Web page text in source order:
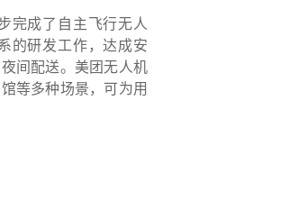
完成了自主飞行无人
的研发工作，达成安
间配送。美团无人机
等多种场景，可为用